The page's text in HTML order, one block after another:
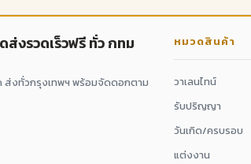
งรวดเร็วฟรี ทั่ว กทม
ส่งทั่วกรุงเทพฯ พร้อมจัดดอกตาม
หมวดสินค้า
วาเลนไทน์
รับปริญญา
วันเกิด/ครบรอบ
แต่งงาน